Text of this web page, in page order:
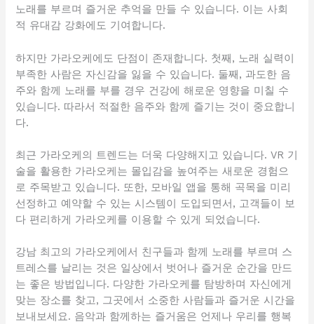
노래를 부르며 즐거운 추억을 만들 수 있습니다. 이는 사회
적 유대감 강화에도 기여합니다.
하지만 가라오케에도 단점이 존재합니다. 첫째, 노래 실력이
부족한 사람은 자신감을 잃을 수 있습니다. 둘째, 과도한 음
주와 함께 노래를 부를 경우 건강에 해로운 영향을 미칠 수
있습니다. 따라서 적절한 음주와 함께 즐기는 것이 중요합니
다.
최근 가라오케의 트렌드는 더욱 다양해지고 있습니다. VR 기
술을 활용한 가라오케는 몰입감을 높여주는 새로운 경험으
로 주목받고 있습니다. 또한, 모바일 앱을 통해 곡목을 미리
선정하고 예약할 수 있는 시스템이 도입되면서, 고객들이 보
다 편리하게 가라오케를 이용할 수 있게 되었습니다.
강남 최고의 가라오케에서 친구들과 함께 노래를 부르며 스
트레스를 날리는 것은 일상에서 벗어나 즐거운 순간을 만드
는 좋은 방법입니다. 다양한 가라오케를 탐방하며 자신에게
맞는 장소를 찾고, 그곳에서 소중한 사람들과 즐거운 시간을
보내보세요. 음악과 함께하는 즐거움은 언제나 우리를 행복